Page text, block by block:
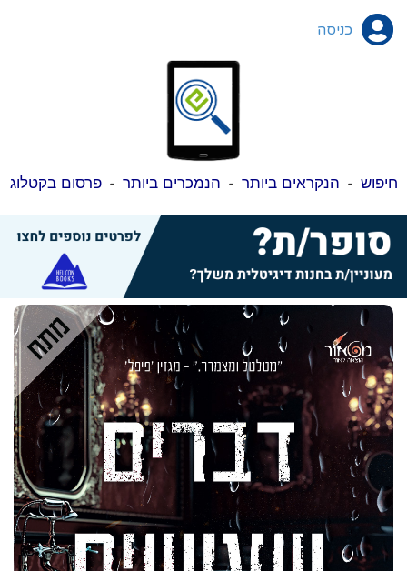
כניסה
חיפוש - הנקראים ביותר - הנמכרים ביותר -פרסום בקטלוג